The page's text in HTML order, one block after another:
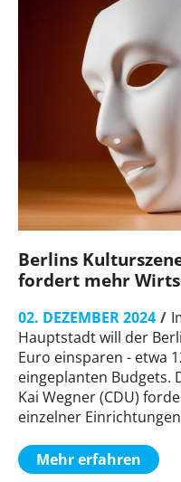
Berlins
fordert mehr
02. DEZEMBER 2024
Hauptstadt will der
Euro einsparen - etwa
eingeplanten Budgets.
Kai Wegner (CDU)
einzelner
Mehr erfahren